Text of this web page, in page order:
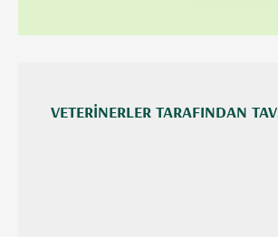
VETERINERLER TARAFINDAN